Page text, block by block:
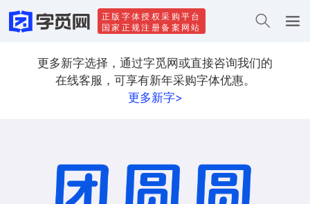
正版字体授权采购平台
国家正规注册备案网站
更多新字选择，通过字觅网或直接咨询我们的
在线客服，可享有新年采购字体优惠。
更多新字>